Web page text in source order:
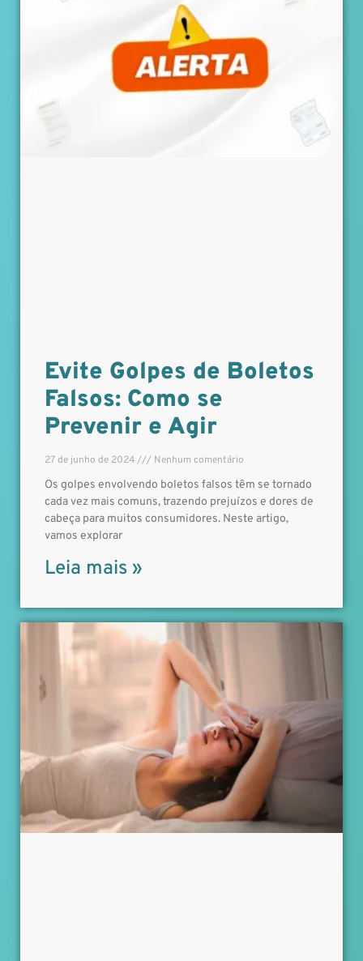
Evite Golpes de Boletos
Falsos: Como se
Prevenir e Agir
27 de junho de 2024 Nenhum comentário
Os golpes envolvendo boletos falsos têm se tornado
cada vez mais comuns, trazendo prejuízos e dores de
cabeça para muitos consumidores. Neste artigo,
vamos explorar
Leia mais »